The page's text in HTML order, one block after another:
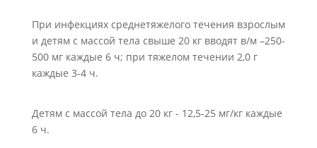
При инфекциях среднетяжелого течения взрослым
и детям с массой тела свыше 20 кг вводят в/м –250-
500 мг каждые 6 ч; при тяжелом течении 2,0 г
каждые 3-4 ч.
Детям с массой тела до 20 кг - 12,5-25 мг/кг каждые
6 ч.